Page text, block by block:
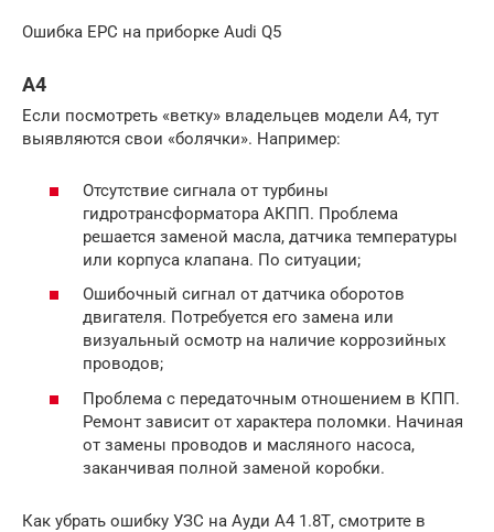
Ошибка EPC на приборке Audi Q5
A4
Если посмотреть «ветку» владельцев модели A4, тут
выявляются свои «болячки». Например:
Отсутствие сигнала от турбины
гидротрансформатора АКПП. Проблема
решается заменой масла, датчика температуры
или корпуса клапана. По ситуации;
Ошибочный сигнал от датчика оборотов
двигателя. Потребуется его замена или
визуальный осмотр на наличие коррозийных
проводов;
Проблема с передаточным отношением в КПП.
Ремонт зависит от характера поломки. Начиная
от замены проводов и масляного насоса,
заканчивая полной заменой коробки.
Как убрать ошибку УЗС на Ауди А4 1.8Т, смотрите в